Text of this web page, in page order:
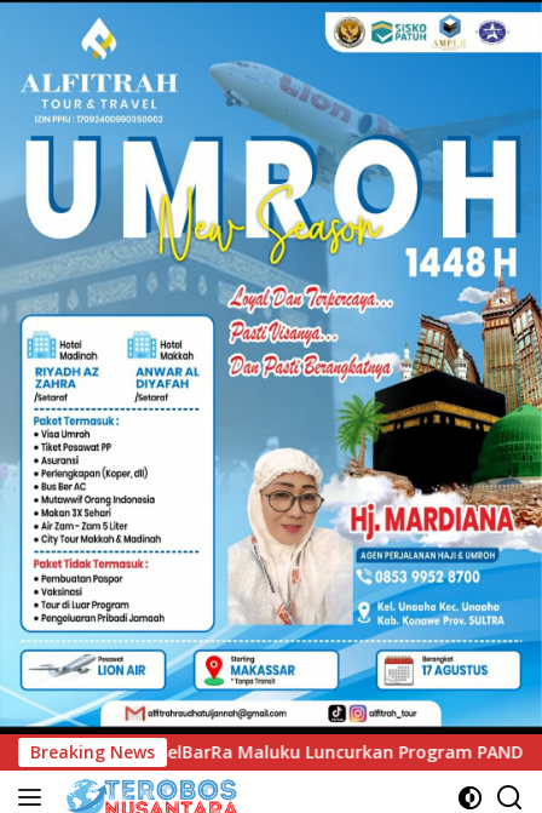
Breaking News
Program PANDE EMAS untuk Perkuat